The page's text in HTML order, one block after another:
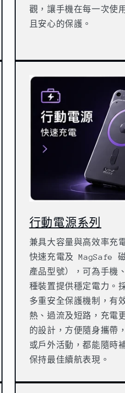
觀，讓手機在每一次使
且安心的保護。
行動電源系列
兼具大容量與高效率充
快速充電及 MagSafe
產品型號），可為手機
種裝置提供穩定電力。
多重安全保護機制，有
熱、過流及短路，充電
的設計，方便隨身攜帶
或戶外活動，都能隨時
保持最佳續航表現。